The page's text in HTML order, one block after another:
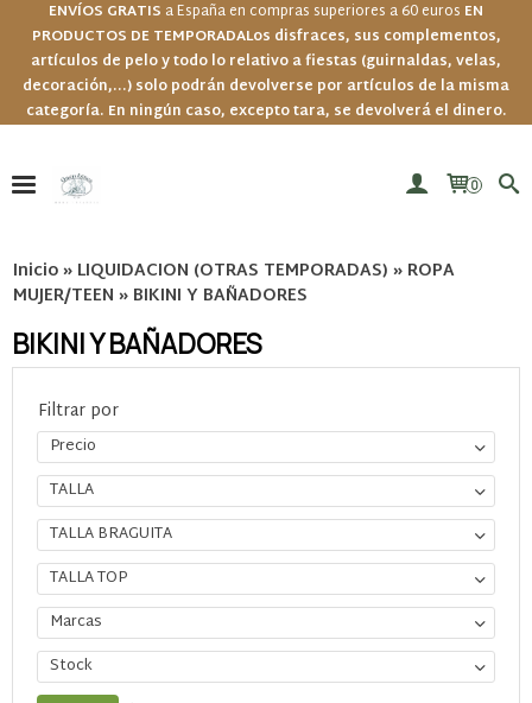
ENVÍOS GRATIS a España en compras superiores a 60 euros EN
PRODUCTOS DE TEMPORADALos disfraces, sus complementos,
artículos de pelo y todo lo relativo a fiestas (guirnaldas, velas,
decoración,...) solo podrán devolverse por artículos de la misma
categoría. En ningún caso, excepto tara, se devolverá el dinero.
0
Inicio» LIQUIDACION (OTRAS TEMPORADAS) » ROPA
MUJER/TEEN » BIKINI Y BAÑADORES
BIKINI Y BAÑADORES
Filtrar por
Precio
TALLA
TALLA BRAGUITA
TALLA TOP
Marcas
Stock